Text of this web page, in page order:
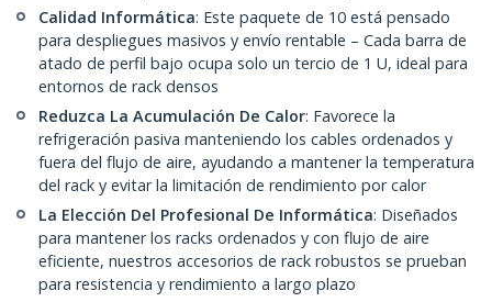
Calidad Informática: Este paquete de 10 está pensado
para despliegues masivos y envío rentable – Cada barra de
atado de perfil bajo ocupa solo un tercio de 1 U, ideal para
entornos de rack densos
Reduzca La Acumulación De Calor: Favorece la
refrigeración pasiva manteniendo los cables ordenados y
fuera del flujo de aire, ayudando a mantener la temperatura
del rack y evitar la limitación de rendimiento por calor
La Elección Del Profesional De Informática: Diseñados
para mantener los racks ordenados y con flujo de aire
eficiente, nuestros accesorios de rack robustos se prueban
para resistencia y rendimiento a largo plazo